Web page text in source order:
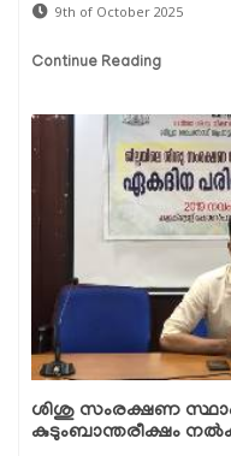
9th of October 2025
Continue Reading
ശിശു സംരക്ഷണ
കുടുംബാന്തരീക്ഷം